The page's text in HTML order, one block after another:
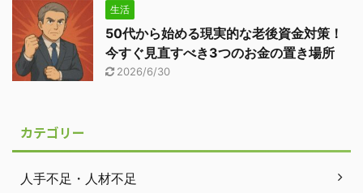
生活
50代から始める現実的な老後資金対策！
今すぐ見直すべき3つのお金の置き場所
2026/6/30
カテゴリー
人手不足・人材不足